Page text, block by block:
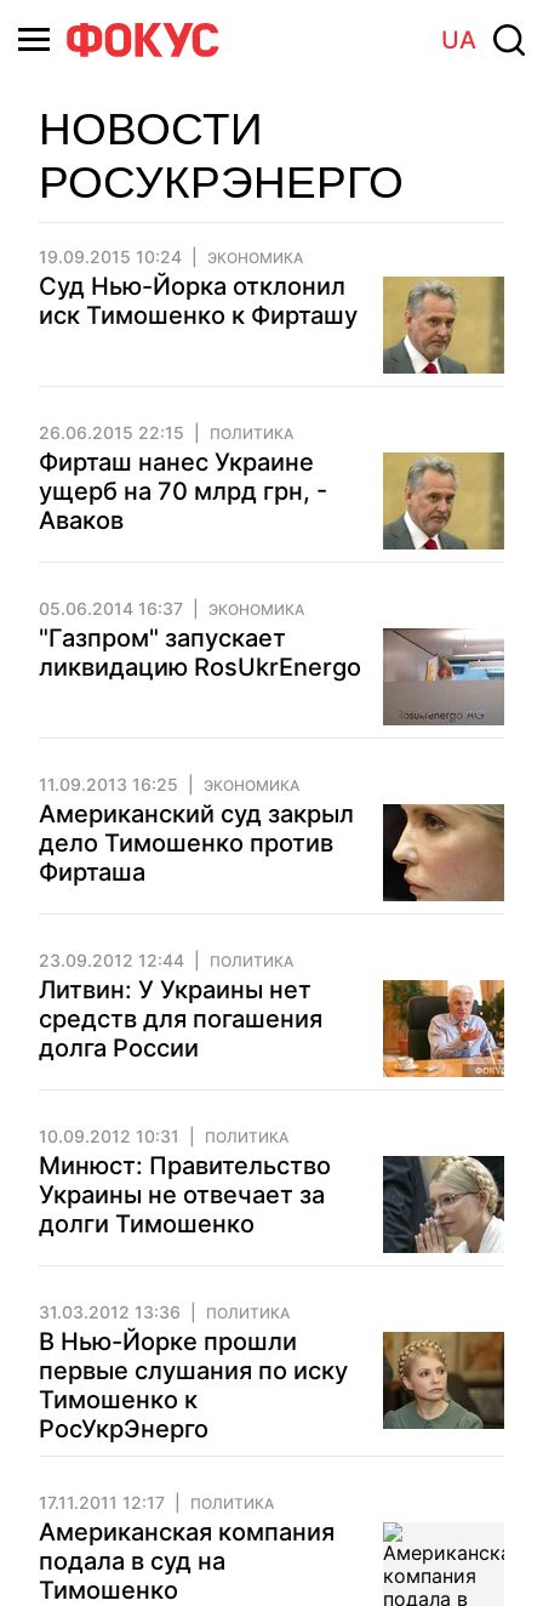
UA
НОВОСТИ
РОСУКРЭНЕРГО
19.09.2015 10:24 ЭКОНОМИКА
Суд Нью-Йорка отклонил
иск Тимошенко к Фирташу
26.06.2015 22:15 ПОЛИТИКА
Фирташ нанес Украине
ущерб на 70 млрд грн, -
Аваков
05.06.2014 16:37 ЭКОНОМИКА
"Газпром" запускает
ликвидацию RosUkrEnergo
11.09.2013 16:25 ЭКОНОМИКА
Американский суд закрыл
дело Тимошенко против
Фирташа
23.09.2012 12:44 ПОЛИТИКА
Литвин: У Украины нет
средств для погашения
долга России
10.09.2012 10:31 ПОЛИТИКА
Минюст: Правительство
Украины не отвечает за
долги Тимошенко
31.03.2012 13:36 ПОЛИТИКА
В Нью-Йорке прошли
первые слушания по иску
Тимошенко к
РосУкрЭнерго
17.11.2011 12:17 ПОЛИТИКА
Американская компания
подала в суд на
Тимошенко